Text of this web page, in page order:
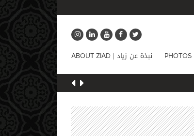
PHOTOS نبذة عن زياد | ABOUT ZIAD